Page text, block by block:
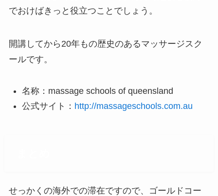
でおけばきっと役立つことでしょう。
開講してから20年もの歴史のあるマッサージスク
ールです。
名称：massage schools of queensland
公式サイト： http://massageschools.com.au
せっかくの海外での滞在ですので、ゴールドコー